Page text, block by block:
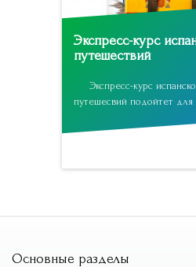
Экспресс-курс
путешествий
Экспресс-курс
путешесвий подойтет
Основные разделы